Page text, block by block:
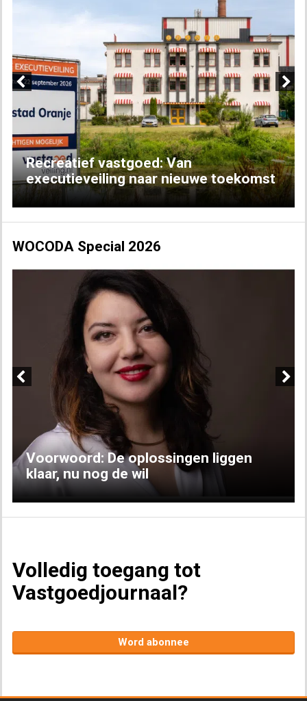
Recreatief vastgoed: Van
executieveiling naar nieuwe toekomst
Next
WOCODA Special 2026
Voorwoord: De oplossingen liggen
klaar, nu nog de wil
Volledig toegang tot
Vastgoedjournaal?
Word abonnee